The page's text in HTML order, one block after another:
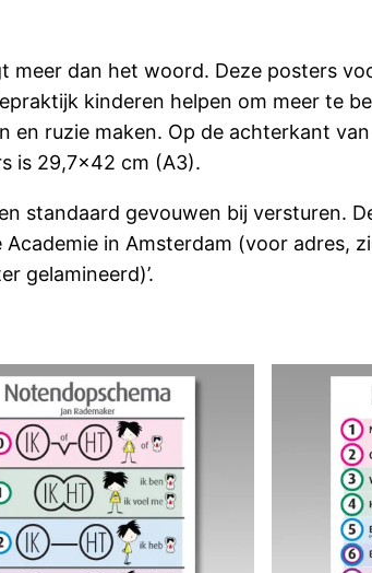
meer dan het woord. Deze posters
kinderen helpen om meer te
en ruzie maken. Op de achterkant
is 29,7×42 cm (A3).
standaard gevouwen bij versturen.
Academie in Amsterdam (voor adres,
gelamineerd)’.